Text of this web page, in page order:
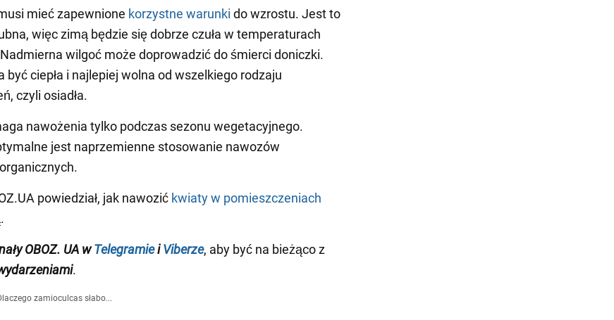
mieć zapewnione korzystne warunki do wzrostu. Jest to
więc zimą będzie się dobrze czuła w temperaturach
wilgoć może doprowadzić do śmierci doniczki.
być ciepła i najlepiej wolna od wszelkiego rodzaju
czyli osiadła.
nawożenia tylko podczas sezonu wegetacyjnego.
jest naprzemienne stosowanie nawozów
powiedział, jak nawozić kwiaty w pomieszczeniach
OBOZ. UA wTelegramieiViberze, aby być na bieżąco z
.
zamioculcas słabo...